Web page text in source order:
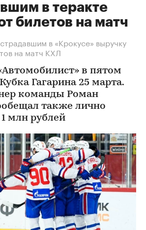
в теракте
билетов на матч
в «Крокусе» выручку
на матч КХЛ
в пятом
Гагарина 25 марта.
команды Роман
также лично
млн рублей